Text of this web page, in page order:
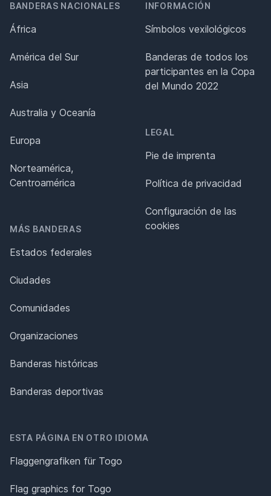
BANDERAS NACIONALES
África
América del Sur
Asia
Australia y Oceanía
Europa
Norteamérica,
Centroamérica
MÁS BANDERAS
Estados federales
Ciudades
Comunidades
Organizaciones
Banderas históricas
Banderas deportivas
INFORMACIÓN
Símbolos vexilológicos
Banderas de todos los
participantes en la Copa
del Mundo 2022
LEGAL
Pie de imprenta
Política de privacidad
Configuración de las
cookies
ESTA PÁGINA EN OTRO IDIOMA
Flaggengrafiken für Togo
Flag graphics for Togo